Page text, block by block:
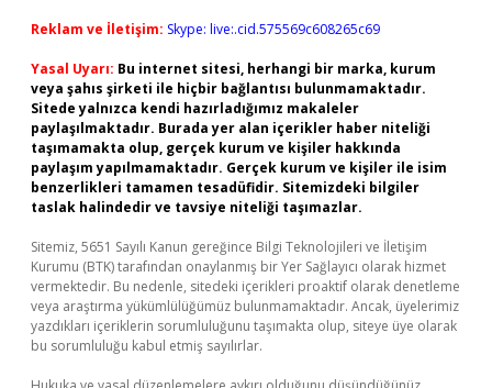
Reklam ve İletişim: Skype: live:.cid.575569c608265c69
Yasal Uyarı: Bu internet sitesi, herhangi bir marka, kurum
veya şahıs şirketi ile hiçbir bağlantısı bulunmamaktadır.
Sitede yalnızca kendi hazırladığımız makaleler
paylaşılmaktadır. Burada yer alan içerikler haber niteliği
taşımamakta olup, gerçek kurum ve kişiler hakkında
paylaşım yapılmamaktadır. Gerçek kurum ve kişiler ile isim
benzerlikleri tamamen tesadüfidir. Sitemizdeki bilgiler
taslak halindedir ve tavsiye niteliği taşımazlar.
Sitemiz, 5651 Sayılı Kanun gereğince Bilgi Teknolojileri ve İletişim
Kurumu (BTK) tarafından onaylanmış bir Yer Sağlayıcı olarak hizmet
vermektedir. Bu nedenle, sitedeki içerikleri proaktif olarak denetleme
veya araştırma yükümlülüğümüz bulunmamaktadır. Ancak, üyelerimiz
yazdıkları içeriklerin sorumluluğunu taşımakta olup, siteye üye olarak
bu sorumluluğu kabul etmiş sayılırlar.